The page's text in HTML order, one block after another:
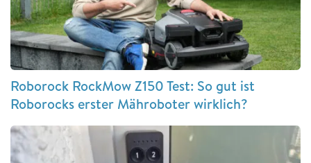
Roborock RockMow Z150 Test: So gut ist
Roborocks erster Mähroboter wirklich?